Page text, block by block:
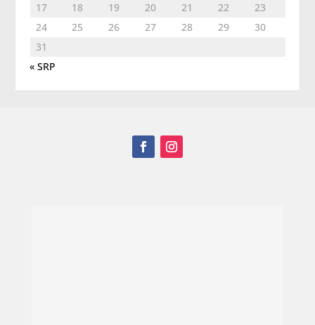
17
18 19 20 21 22
23
24
25 26 27 28 29
30
31
« SRP